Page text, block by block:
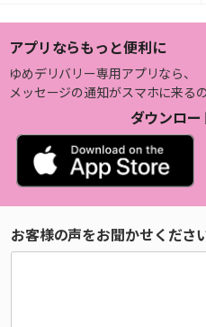
アプリならもっと便利に
ゆめデリバリー専用アプリなら、
メッセージの通知がスマホに来る
ダウンロー
お客様の声をお聞かせくださ